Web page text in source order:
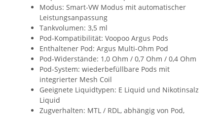
Modus: Smart-VW Modus mit automatischer
Leistungsanpassung
Tankvolumen: 3,5 ml
Pod-Kompatibilität: Voopoo Argus Pods
Enthaltener Pod: Argus Multi-Ohm Pod
Pod-Widerstände: 1,0 Ohm / 0,7 Ohm / 0,4 Ohm
Pod-System: wiederbefüllbare Pods mit
integrierter Mesh Coil
Geeignete Liquidtypen: E Liquid und Nikotinsalz
Liquid
Zugverhalten: MTL / RDL, abhängig von Pod,